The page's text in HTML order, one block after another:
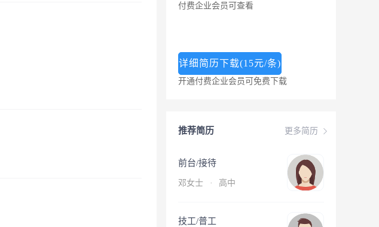
付费企业会员可查看
详细简历下载(15元/条)
开通付费企业会员可免费下载
更多简历
推荐简历
前台/接待
邓女士 · 高中
技工/普工